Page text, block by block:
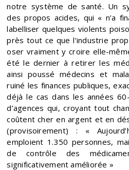
notre système de santé. Un
des propos acides, qui « n’a
labelliser quelques violents
près tout ce que l’industrie
oser vraiment y croire elle-
été le dernier à retirer les
ainsi poussé médecins et
ruiné les finances publiques,
déjà le cas dans les années
d’agences qui, croyant tout
coûtent cher en argent et en
(provisoirement) : «
emploient 1.350 personnes,
de contrôle des
significativement améliorée »